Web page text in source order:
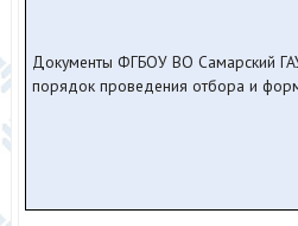
Документы ФГБОУ ВО Самарский
порядок проведения отбора и